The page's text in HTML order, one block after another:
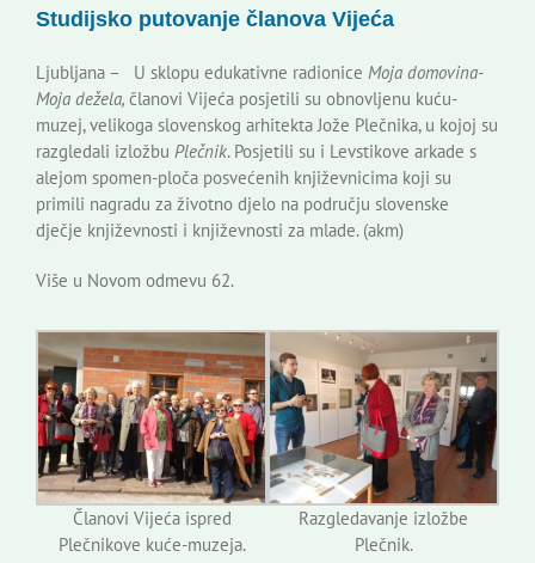
Korisne informacije
Studijsko putovanje članova Vijeća
Ljubljana – U sklopu edukativne radionice Moja domovina-
Moja dežela, članovi Vijeća posjetili su obnovljenu kuću-
muzej, velikoga slovenskog arhitekta Jože Plečnika, u kojoj su
razgledali izložbu Plečnik. Posjetili su i Levstikove arkade s
alejom spomen-ploča posvećenih književnicima koji su
primili nagradu za životno djelo na području slovenske
dječje književnosti i književnosti za mlade. (akm)
Više u Novom odmevu 62.
Članovi Vijeća ispred
Plečnikove kuće-muzeja.
Razgledavanje izložbe
Plečnik.